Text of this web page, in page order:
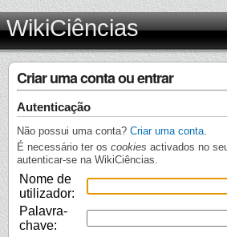
WikiCiências
Criar uma conta ou entrar
Autenticação
Não possui uma conta? Criar uma conta
É necessário ter os cookies activados no
autenticar-se na WikiCiências.
Nome de
utilizador:
Palavra-
chave: